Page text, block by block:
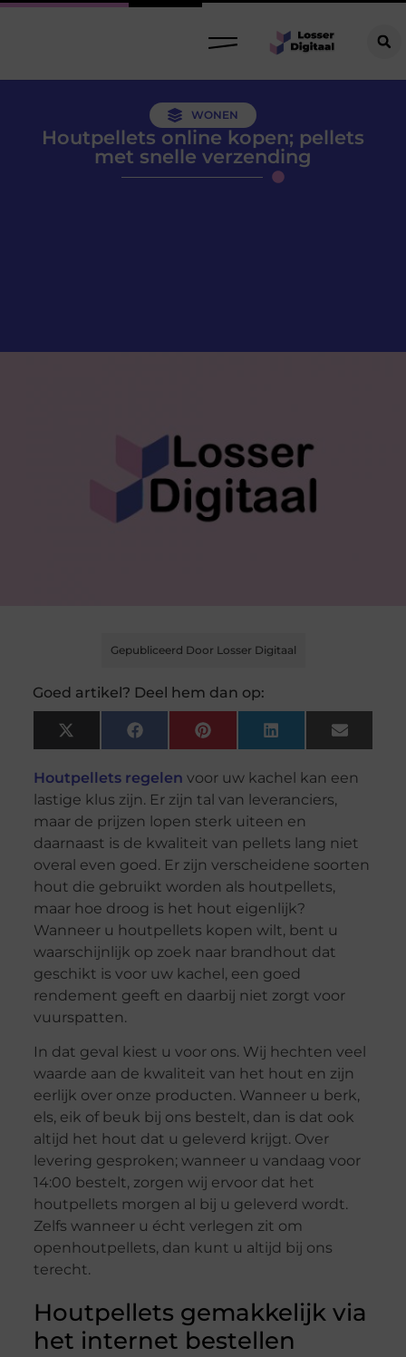
WONEN
Houtpellets online kopen; pellets
met snelle verzending
Gepubliceerd Door Losser Digitaal
Goed artikel? Deel hem dan op:
X
(Twitter)
FacebookPinterest LinkedIn Email
Houtpellets regelen voor uw kachel kan een
lastige klus zijn. Er zijn tal van leveranciers,
maar de prijzen lopen sterk uiteen en
daarnaast is de kwaliteit van pellets lang niet
overal even goed. Er zijn verscheidene soorten
hout die gebruikt worden als houtpellets,
maar hoe droog is het hout eigenlijk?
Wanneer u houtpellets kopen wilt, bent u
waarschijnlijk op zoek naar brandhout dat
geschikt is voor uw kachel, een goed
rendement geeft en daarbij niet zorgt voor
vuurspatten.
In dat geval kiest u voor ons. Wij hechten veel
waarde aan de kwaliteit van het hout en zijn
eerlijk over onze producten. Wanneer u berk,
els, eik of beuk bij ons bestelt, dan is dat ook
altijd het hout dat u geleverd krijgt. Over
levering gesproken; wanneer u vandaag voor
14:00 bestelt, zorgen wij ervoor dat het
houtpellets morgen al bij u geleverd wordt.
Zelfs wanneer u écht verlegen zit om
openhoutpellets, dan kunt u altijd bij ons
terecht.
Houtpellets gemakkelijk via
het internet bestellen